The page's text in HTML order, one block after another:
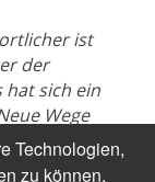
ist
der
sich ein
Wege
da es ganz
möglichst
Technologien,
zu können.